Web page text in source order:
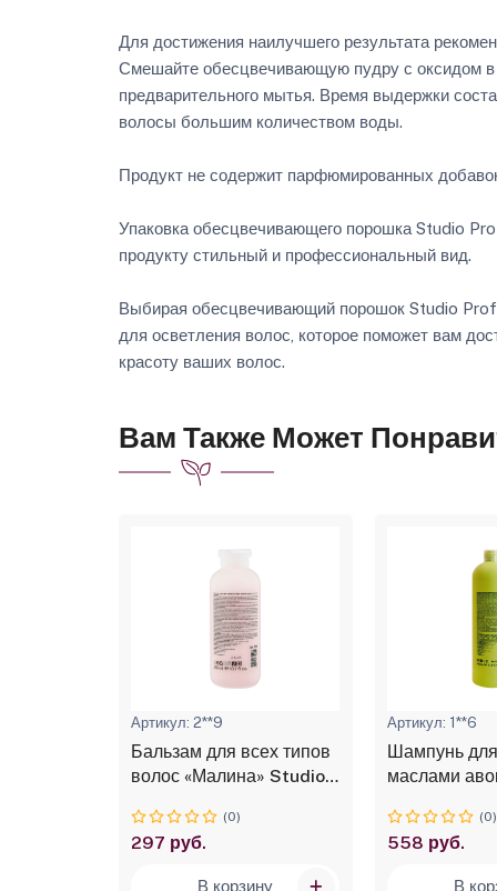
Для достижения наилучшего результата
Смешайте обесцвечивающую пудру с оксидом в
предварительного мытья. Время выдержки
волосы большим количеством воды.
Продукт не содержит парфюмированных
Упаковка обесцвечивающего порошка Studio
продукту стильный и профессиональный вид.
Выбирая обесцвечивающий порошок Studio
для осветления волос, которое поможет вам
красоту ваших волос.
Вам Также Может
Артикул: 2**9
Бальзам для всех типов
волос «Малина» Studio
(0)
297 руб.
В корзину
Артикул: 1**6
Шампунь
маслами
(0)
558 руб.
В